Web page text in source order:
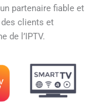
partenaire fiable et
clients et
de l’IPTV.